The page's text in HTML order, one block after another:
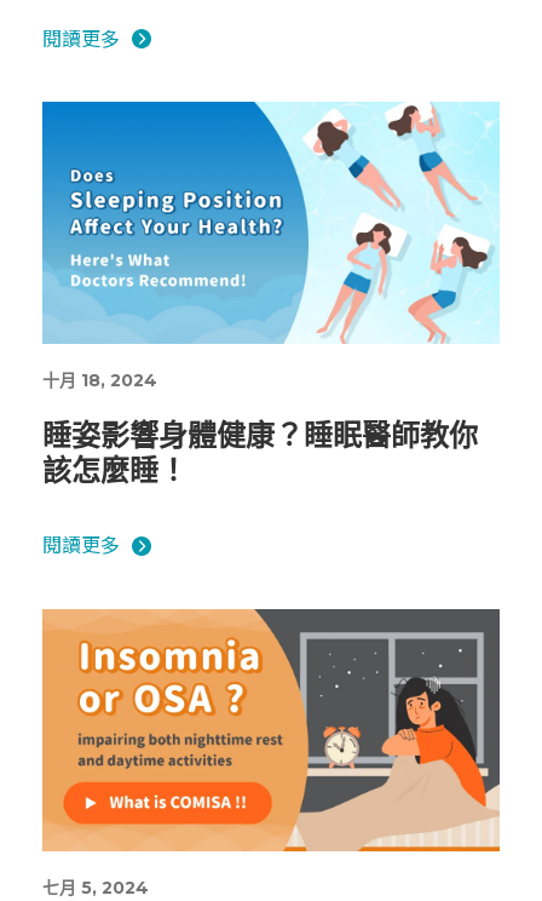
閱讀更多
十月 18, 2024
睡姿影響身體健康？睡眠醫師教你
該怎麼睡！
閱讀更多
七月 5, 2024